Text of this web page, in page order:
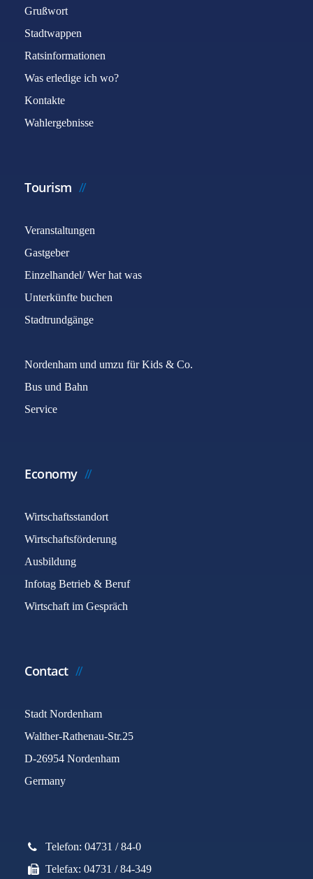
Grußwort
Stadtwappen
Ratsinformationen
Was erledige ich wo?
Kontakte
Wahlergebnisse
Tourism
Veranstaltungen
Gastgeber
Einzelhandel/ Wer hat was
Unterkünfte buchen
Stadtrundgänge
Nordenham und umzu für Kids & Co.
Bus und Bahn
Service
Economy
Wirtschaftsstandort
Wirtschaftsförderung
Ausbildung
Infotag Betrieb & Beruf
Wirtschaft im Gespräch
Contact
Stadt Nordenham
Walther-Rathenau-Str.25
D-26954 Nordenham
Germany
Telefon: 04731 / 84-0
Telefax: 04731 / 84-349